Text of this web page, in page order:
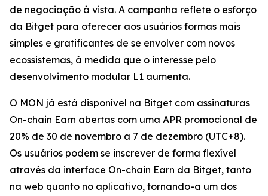
de negociação à vista. A campanha reflete o esforço
da Bitget para oferecer aos usuários formas mais
simples e gratificantes de se envolver com novos
ecossistemas, à medida que o interesse pelo
desenvolvimento modular L1 aumenta.
O MON já está disponível na Bitget com assinaturas
On-chain Earn abertas com uma APR promocional de
20% de 30 de novembro a 7 de dezembro (UTC+8).
Os usuários podem se inscrever de forma flexível
através da interface On-chain Earn da Bitget, tanto
na web quanto no aplicativo, tornando-a um dos